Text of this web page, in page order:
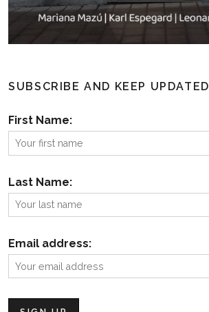
SUBSCRIBE AND KEEP UPDATED
First Name:
Last Name:
Email address: